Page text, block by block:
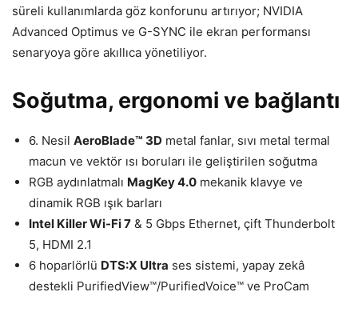
süreli kullanımlarda göz konforunu artırıyor; NVIDIA
Advanced Optimus ve G-SYNC ile ekran performansı
senaryoya göre akıllıca yönetiliyor.
Soğutma, ergonomi ve bağlantı
6. Nesil AeroBlade™ 3D metal fanlar, sıvı metal termal
macun ve vektör ısı boruları ile geliştirilen soğutma
RGB aydınlatmalı MagKey 4.0 mekanik klavye ve
dinamik RGB ışık barları
Intel Killer Wi-Fi 7 & 5 Gbps Ethernet, çift Thunderbolt
5, HDMI 2.1
6 hoparlörlü DTS:X Ultra ses sistemi, yapay zekâ
destekli PurifiedView™/PurifiedVoice™ ve ProCam